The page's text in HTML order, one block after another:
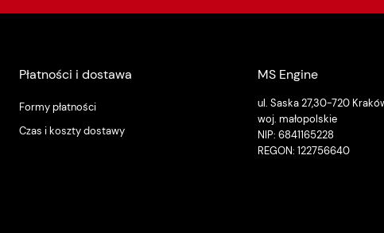
Płatności i dostawa
Formy płatności
Czas i koszty dostawy
MS Engine
ul. Saska 27,30-720
woj. małopolskie
NIP: 6841165228
REGON: 122756640